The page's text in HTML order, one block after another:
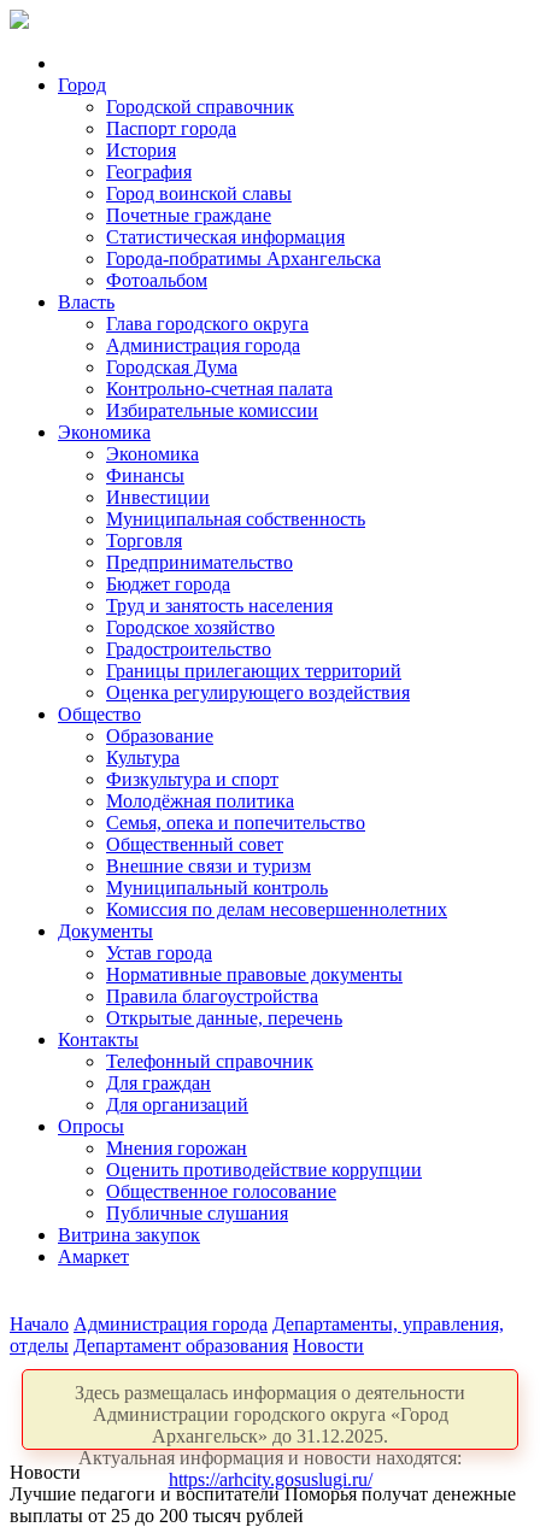
Город
Городской справочник
Паспорт города
История
География
Город воинской славы
Почетные граждане
Статистическая информация
Города-побратимы Архангельска
Фотоальбом
Власть
Глава городского округа
Администрация города
Городская Дума
Контрольно-счетная палата
Избирательные комиссии
Экономика
Экономика
Финансы
Инвестиции
Муниципальная собственность
Торговля
Предпринимательство
Бюджет города
Труд и занятость населения
Городское хозяйство
Градостроительство
Границы прилегающих территорий
Оценка регулирующего воздействия
Общество
Образование
Культура
Физкультура и спорт
Молодёжная политика
Семья, опека и попечительство
Общественный совет
Внешние связи и туризм
Муниципальный контроль
Комиссия по делам несовершеннолетних
Документы
Устав города
Нормативные правовые документы
Правила благоустройства
Открытые данные, перечень
Контакты
Телефонный справочник
Для граждан
Для организаций
Опросы
Мнения горожан
Оценить противодействие коррупции
Общественное голосование
Публичные слушания
Витрина закупок
Амаркет
Начало Администрация города Департаменты, управления,
отделы Департамент образования Новости
Здесь размещалась информация о деятельности
Администрации городского округа «Город
Архангельск» до 31.12.2025.
Актуальная информация и новости находятся:
https://arhcity.gosuslugi.ru/
Новости
Лучшие педагоги и воспитатели Поморья получат денежные
выплаты от 25 до 200 тысяч рублей